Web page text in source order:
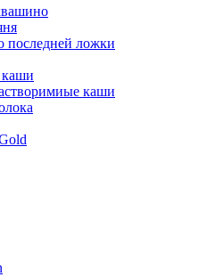
последней ложки
каши